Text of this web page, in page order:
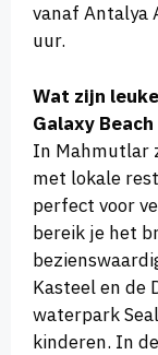
vanaf Antalya
uur.
Wat zijn
Galaxy
In Mahmutlar
met lokale
perfect voor
bereik je het
Kasteel en de
waterpark
kinderen. In